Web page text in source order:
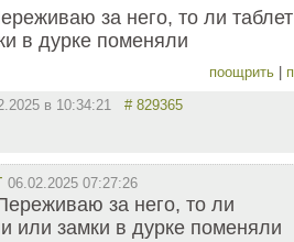
за него, то ли
в дурке поменяли
поощрить
в 10:34:21 # 829365
06.02.2025 07:27:26
за него, то ли
или замки в дурке поменяли